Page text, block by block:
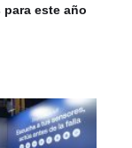
este año